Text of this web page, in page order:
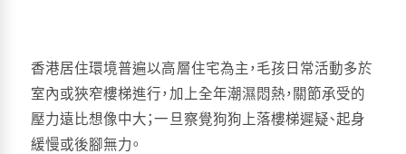
香港居住環境普遍以高層住宅為主，毛孩日常活動多於
室內或狹窄樓梯進行，加上全年潮濕悶熱，關節承受的
壓力遠比想像中大；一旦察覺狗狗上落樓梯遲疑、起身
緩慢或後腳無力。